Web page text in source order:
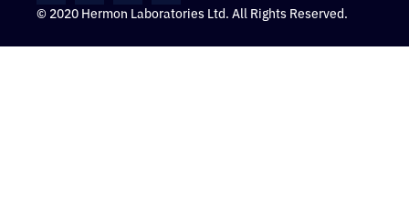
© 2020 Hermon Laboratories Ltd. All Rights Reserved.